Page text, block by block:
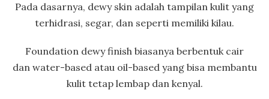
Pada dasarnya, dewy skin adalah tampilan kulit yang
terhidrasi, segar, dan seperti memiliki kilau.
Foundation dewy finish biasanya berbentuk cair
dan water-based atau oil-based yang bisa membantu
kulit tetap lembap dan kenyal.